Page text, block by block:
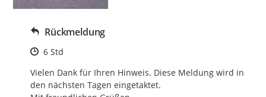
Rückmeldung
Zeitpunkt des Erstellens
6 Std
Vielen Dank für Ihren Hinweis. Diese Meldung wird in
den nächsten Tagen eingetaktet.